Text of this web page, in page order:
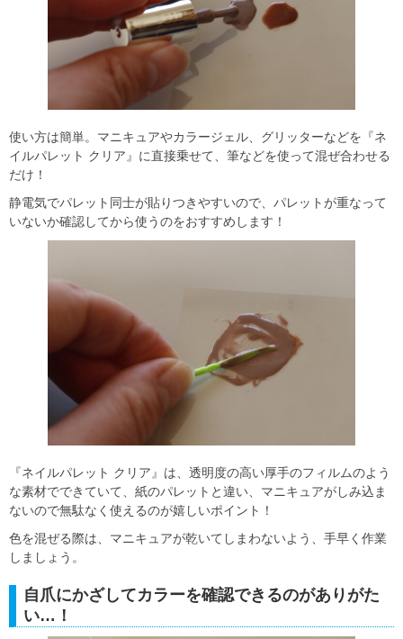
使い方は簡単。マニキュアやカラージェル、グリッターなどを『ネ
イルパレット クリア』に直接乗せて、筆などを使って混ぜ合わせる
だけ！
静電気でパレット同士が貼りつきやすいので、パレットが重なって
いないか確認してから使うのをおすすめします！
『ネイルパレット クリア』は、透明度の高い厚手のフィルムのよう
な素材でできていて、紙のパレットと違い、マニキュアがしみ込ま
ないので無駄なく使えるのが嬉しいポイント！
色を混ぜる際は、マニキュアが乾いてしまわないよう、手早く作業
しましょう。
自爪にかざしてカラーを確認できるのがありがた
い…！